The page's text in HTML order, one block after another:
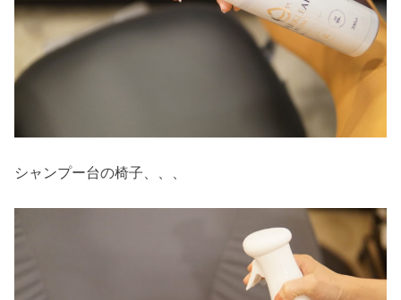
シャンプー台の椅子、、、